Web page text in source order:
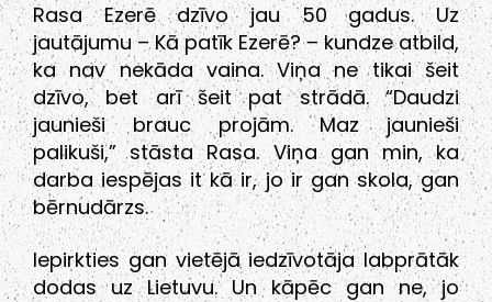
Rasa Ezerē dzīvo jau 50 gadus. Uz
jautājumu – Kā patīk Ezerē? – kundze atbild,
ka nav nekāda vaina. Viņa ne tikai šeit
dzīvo, bet arī šeit pat strādā. “Daudzi
jaunieši brauc projām. Maz jaunieši
palikuši,” stāsta Rasa. Viņa gan min, ka
darba iespējas it kā ir, jo ir gan skola, gan
bērnudārzs.
Iepirkties gan vietējā iedzīvotāja labprātāk
dodas uz Lietuvu. Un kāpēc gan ne, jo